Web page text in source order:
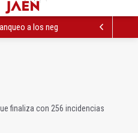
a los negacionistas de la
finaliza con 256 incidencias